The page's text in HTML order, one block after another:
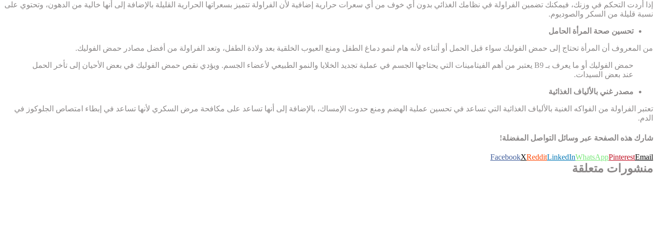
إذا أردت التحكم في وزنك، فيمكنك تضمين الفراولة في نظامك الغذائي بدون أي خوف من أي سعرات حرارية إضافية لأن الفراولة تتميز بسعراتها الحرارية القليلة بالإضافة إلى أنها خالية من الدهون، وتحتوي على
نسبة قليلة من السكر والصوديوم.
تحسين صحة المرأة الحامل
من المعروف أن المرأة تحتاج إلى حمض الفوليك سواء قبل الحمل أو أثناءه لأنه هام لنمو دماغ الطفل ومنع العيوب الخلقية بعد ولادة الطفل، وتعد الفراولة من أفضل مصادر حمض الفوليك.
حمض الفوليك أو ما يعرف بـ B9 يعتبر من أهم الفيتامينات التي يحتاجها الجسم في عملية تجديد الخلايا والنمو الطبيعي لأعضاء الجسم. ويؤدي نقص حمض الفوليك في بعض الأحيان إلى تأخر الحمل
عند بعض السيدات.
مصدر غني بالألياف الغذائية
تعتبر الفراولة من الفواكه الغنية بالألياف الغذائية التي تساعد في تحسين عملية الهضم ومنع حدوث الإمساك، بالإضافة إلى أنها تساعد على مكافحة مرض السكري لأنها تساعد في إبطاء امتصاص الجلوكوز في
الدم.
شارك هذه الصفحة عبر وسائل التواصل المفضلة!
FacebookXRedditLinkedInWhatsAppPinterestEmail
منشورات متعلقة